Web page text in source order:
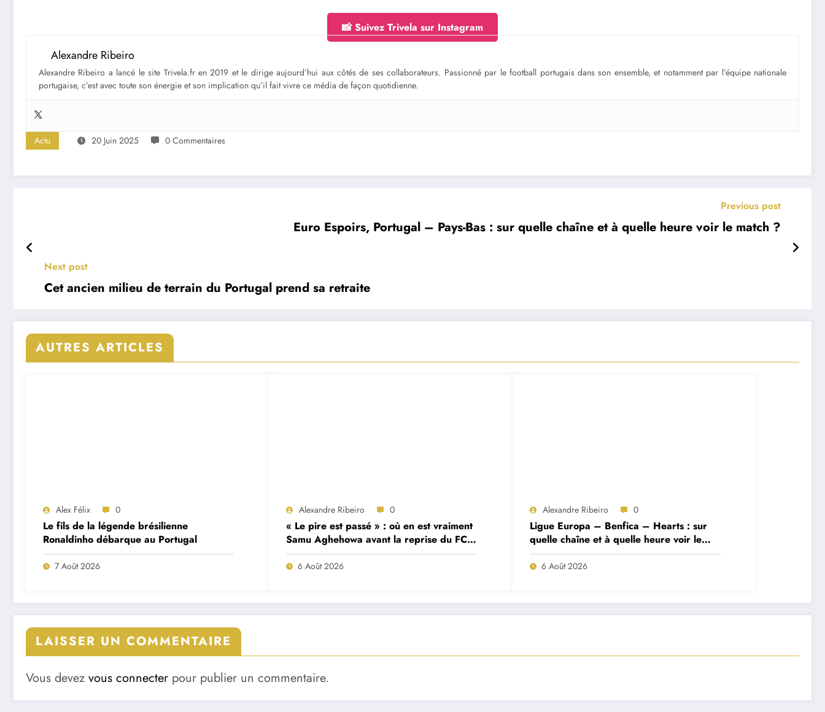
📸 Suivez Trivela sur Instagram
Alexandre Ribeiro
Alexandre Ribeiro a lancé le site Trivela.fr en 2019 et le dirige aujourd’hui aux côtés de ses collaborateurs. Passionné par le football portugais dans son ensemble, et notamment par l’équipe nationale
portugaise, c’est avec toute son énergie et son implication qu’il fait vivre ce média de façon quotidienne.
Actu 20 Juin 2025 0 Commentaires
Previous post
Euro Espoirs, Portugal – Pays-Bas : sur quelle chaîne et à quelle heure voir le match ?
Next post
Cet ancien milieu de terrain du Portugal prend sa retraite
AUTRES ARTICLES
Alex Félix 0
Le fils de la légende brésilienne
Ronaldinho débarque au Portugal
7 Août 2026
Alexandre Ribeiro 0
« Le pire est passé » : où en est vraiment
Samu Aghehowa avant la reprise du FC
Porto ?
6 Août 2026
Alexandre Ribeiro 0
Ligue Europa – Benfica – Hearts : sur
quelle chaîne et à quelle heure voir le
match ?
6 Août 2026
LAISSER UN COMMENTAIRE
Vous devez vous connecter pour publier un commentaire.